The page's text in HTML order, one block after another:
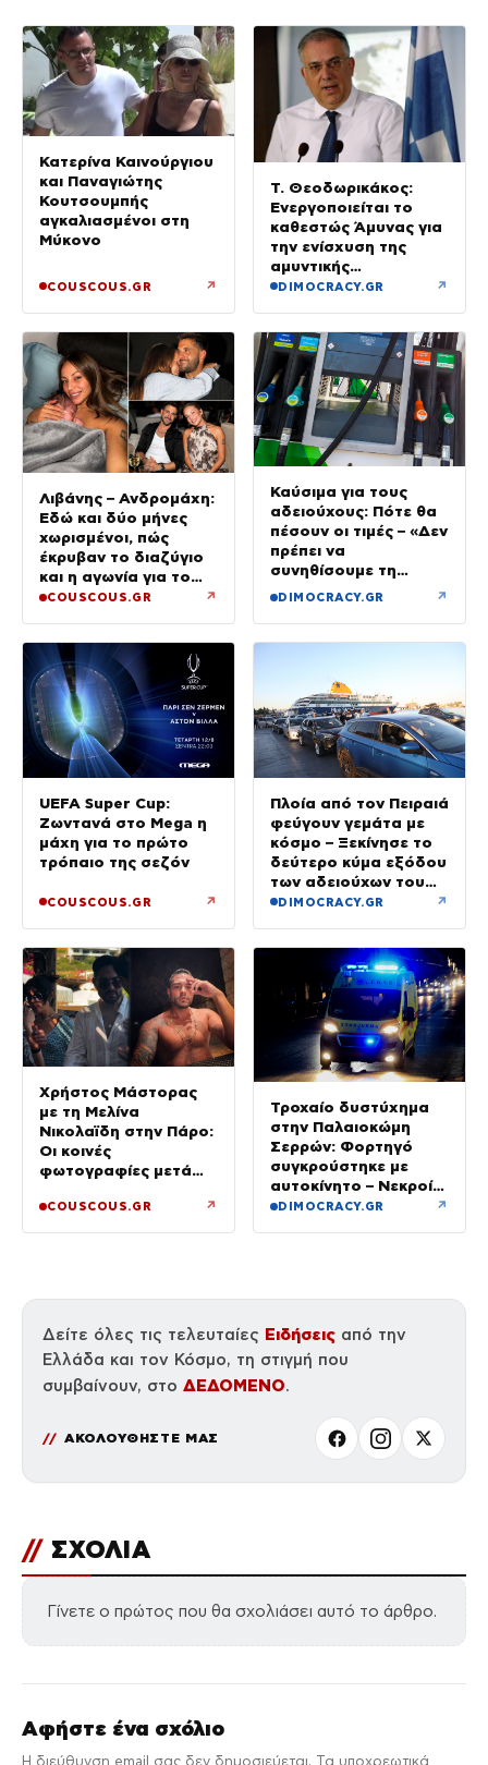
Κατερίνα Καινούργιου
και Παναγιώτης
Κουτσουμπής
αγκαλιασμένοι στη
Μύκονο
COUSCOUS.GR ↗
Τ. Θεοδωρικάκος:
Ενεργοποιείται το
καθεστώς Άμυνας για
την ενίσχυση της
αμυντικής
βιομηχανίας
DIMOCRACY.GR ↗
Λιβάνης – Ανδρομάχη:
Εδώ και δύο μήνες
χωρισμένοι, πώς
έκρυβαν το διαζύγιο
και η αγωνία για το
παιδί
COUSCOUS.GR ↗
Καύσιμα για τους
αδειούχους: Πότε θα
πέσουν οι τιμές – «Δεν
πρέπει να
συνηθίσουμε τη
βενζίνη στα 2 ευρώ»
DIMOCRACY.GR ↗
UEFA Super Cup:
Ζωντανά στο Mega η
μάχη για το πρώτο
τρόπαιο της σεζόν
COUSCOUS.GR ↗
Πλοία από τον Πειραιά
φεύγουν γεμάτα με
κόσμο – Ξεκίνησε το
δεύτερο κύμα εξόδου
των αδειούχων του
Αυγούστου
DIMOCRACY.GR ↗
Χρήστος Μάστορας
με τη Μελίνα
Νικολαϊδη στην Πάρο:
Οι κοινές
φωτογραφίες μετά
τη Γαρυφαλιά
COUSCOUS.GR ↗
Τροχαίο δυστύχημα
στην Παλαιοκώμη
Σερρών: Φορτηγό
συγκρούστηκε με
αυτοκίνητο – Νεκροί
οι επιβάτες του ΙΧ
DIMOCRACY.GR ↗
Δείτε όλες τις τελευταίες Ειδήσεις από την
Ελλάδα και τον Κόσμο, τη στιγμή που
συμβαίνουν, στο ΔΕΔΟΜΕΝΟ.
ΑΚΟΛΟΥΘΗΣΤΕ ΜΑΣ
// ΣΧΟΛΙΑ
Γίνετε ο πρώτος που θα σχολιάσει αυτό το άρθρο.
Αφήστε ένα σχόλιο
Η διεύθυνση email σας δεν δημοσιεύεται. Τα υποχρεωτικά